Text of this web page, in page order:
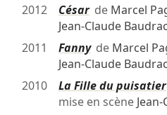
2012
Césarde Marcel
Jean-Claude
2011
Fannyde Marcel
Jean-Claude
2010
La Fille du puisatier
mise en scène